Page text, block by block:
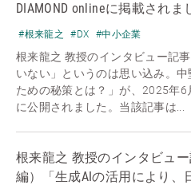
DIAMOND onlineに掲載されま
#根来龍之 #DX #中小企業
根来龍之 教授のインタビュー記
いない」というのは思い込み。
ための秘策とは？」が、2025年
に公開されました。当該記事は...
根来龍之 教授のインタビュ
編）「生成AIの活用により、